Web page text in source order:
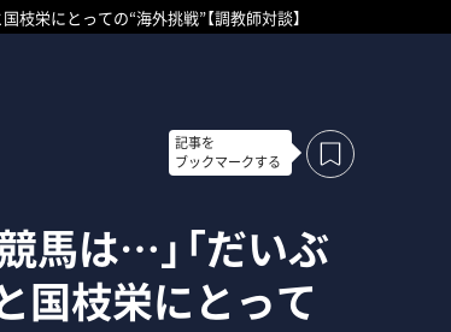
枝栄にとっての“海外挑戦”【調教師対談】
記事を
ブックマークする
馬は…」「だいぶ
国枝栄にとって